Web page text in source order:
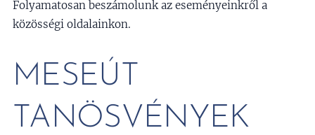
Folyamatosan beszámolunk az eseményeinkről a
közösségi oldalainkon.
MESEÚT
TANÖSVÉNYEK